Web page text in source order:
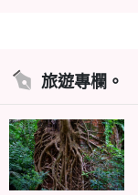
旅遊專欄。